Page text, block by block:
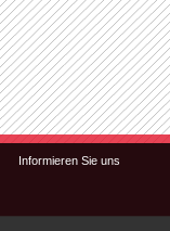
Informieren Sie uns